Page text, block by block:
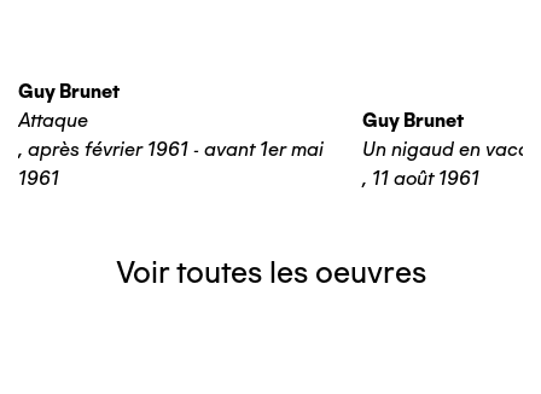
Guy Brunet
Attaque
, après février 1961 - avant 1er mai
1961
Guy Brunet
Un nigaud en
, 11 août 1961
Voir toutes les oeuvres